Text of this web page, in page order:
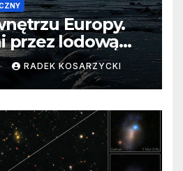
Europy.
przez lodową
RADEK KOSARZYCKI